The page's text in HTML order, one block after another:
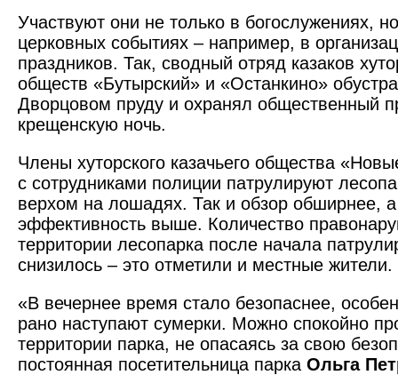
Участвуют они не только в богослужениях,
церковных событиях – например, в
праздников. Так, сводный отряд казаков
обществ «Бутырский» и «Останкино»
Дворцовом пруду и охранял общественный
крещенскую ночь.
Члены хуторского казачьего общества
с сотрудниками полиции патрулируют
верхом на лошадях. Так и обзор обширнее,
эффективность выше. Количество
территории лесопарка после начала
снизилось – это отметили и местные жители.
«В вечернее время стало безопаснее,
рано наступают сумерки. Можно спокойно
территории парка, не опасаясь за свою
постоянная посетительница парка Ольга